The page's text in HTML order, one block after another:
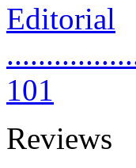
Editorial
101
Reviews